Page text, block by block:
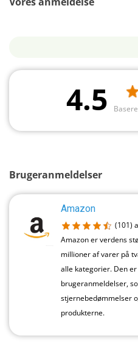
4.5
Brugeranmeldelser
Amazon
(101)
Amazon er verdens
millioner af varer på
alle kategorier. Den
brugeranmeldelser,
stjernebedømmelser
produkterne.